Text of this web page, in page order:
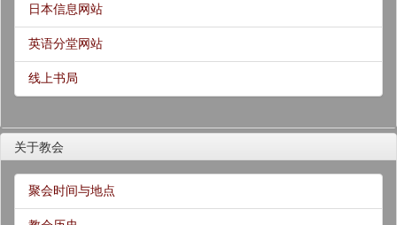
日本信息网站
英语分堂网站
线上书局
关于教会
聚会时间与地点